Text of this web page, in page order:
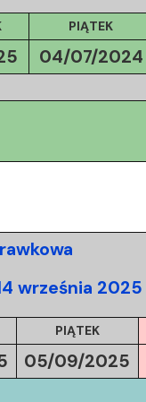
PIĄTEK
04/07/2024
września 2025
PIĄTEK
05/09/2025